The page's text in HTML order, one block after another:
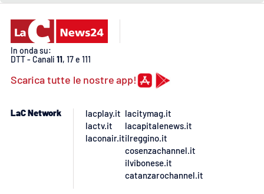
Lacitymag.it
Lacapitalenews.it
Ilreggino.it
Cosenzachannel.it
In onda su:
DTT - Canali 11, 17 e 111
Scarica tutte le nostre app!
LaC Network
lacplay.it
lactv.it
laconair.it
lacitymag.it
lacapitalenews.it
ilreggino.it
cosenzachannel.it
ilvibonese.it
catanzarochannel.it